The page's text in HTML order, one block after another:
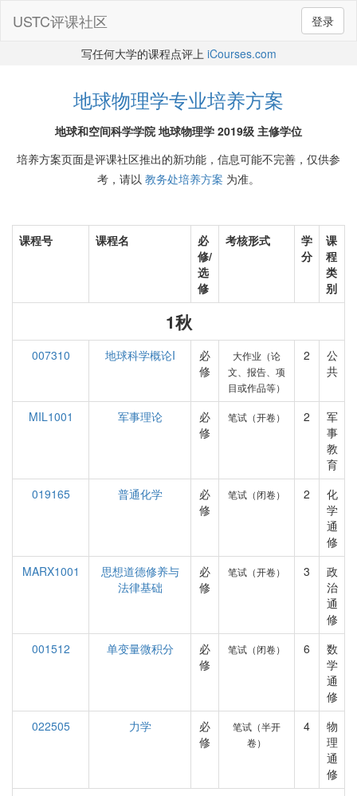
登录
USTC评课社区
写任何大学的课程点评上 iCourses.com
地球物理学专业培养方案
地球和空间科学学院 地球物理学 2019级 主修学位
培养方案页面是评课社区推出的新功能，信息可能不完善，仅供参
考，请以 教务处培养方案 为准。
课程号 课程名
必
修/
选
修
考核形式
学
分
课
程
类
别
1秋
007310 地球科学概论I
必
修
大作业（论
文、报告、项
目或作品等）
2
公
共
MIL1001 军事理论
必
修
笔试（开卷） 2
军
事
教
育
019165
普通化学
必
修
笔试（闭卷） 2
化
学
通
修
MARX1001
思想道德修养与
法律基础
必
修
笔试（开卷） 3
政
治
通
修
001512
单变量微积分
必
修
笔试（闭卷） 6
数
学
通
修
022505
力学
必
修
笔试（半开
卷）
4
物
理
通
修